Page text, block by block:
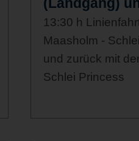
13:30 h
Maasholm -
und zurück mit
Schlei Princess